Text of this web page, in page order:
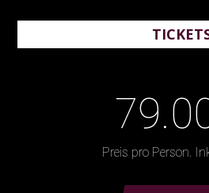
Preis pro Person.